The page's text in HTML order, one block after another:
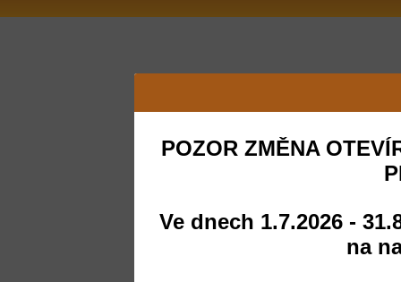
POZOR ZMĚNA
Ve dnech 1.7.2026 -
na